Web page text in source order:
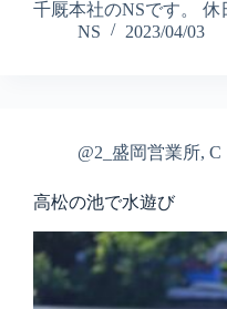
千厩本社のNSです。
NS
2023/04/03
@2_盛岡営業所, C
高松の池で水遊び